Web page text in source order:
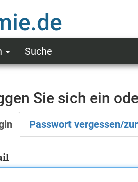
Suche
Sie sich ein
Passwort vergessen/